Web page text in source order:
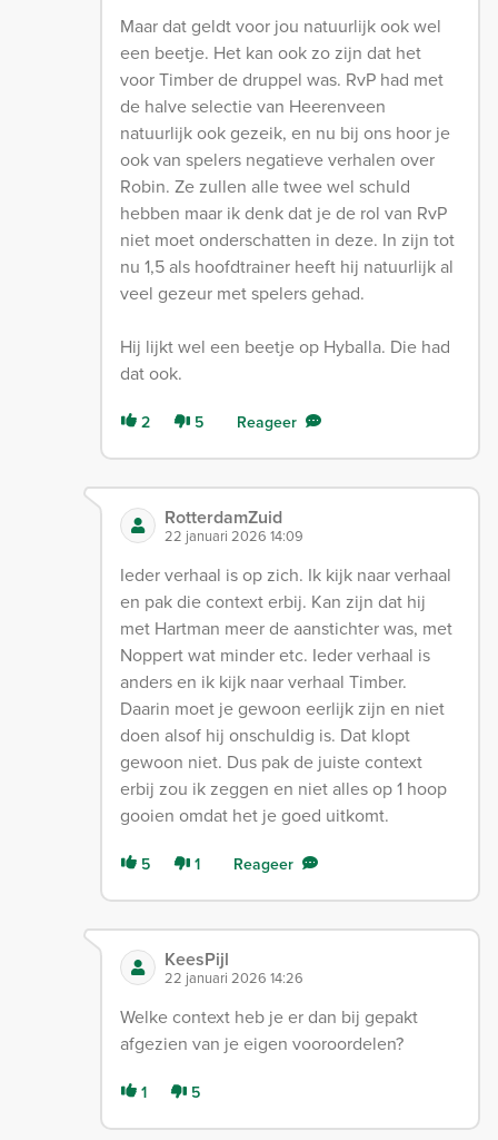
Maar dat geldt voor jou natuurlijk ook wel
een beetje. Het kan ook zo zijn dat het
voor Timber de druppel was. RvP had met
de halve selectie van Heerenveen
natuurlijk ook gezeik, en nu bij ons hoor je
ook van spelers negatieve verhalen over
Robin. Ze zullen alle twee wel schuld
hebben maar ik denk dat je de rol van RvP
niet moet onderschatten in deze. In zijn tot
nu 1,5 als hoofdtrainer heeft hij natuurlijk al
veel gezeur met spelers gehad.
Hij lijkt wel een beetje op Hyballa. Die had
dat ook.
2 5 Reageer
RotterdamZuid
22 januari 2026 14:09
Ieder verhaal is op zich. Ik kijk naar verhaal
en pak die context erbij. Kan zijn dat hij
met Hartman meer de aanstichter was, met
Noppert wat minder etc. Ieder verhaal is
anders en ik kijk naar verhaal Timber.
Daarin moet je gewoon eerlijk zijn en niet
doen alsof hij onschuldig is. Dat klopt
gewoon niet. Dus pak de juiste context
erbij zou ik zeggen en niet alles op 1 hoop
gooien omdat het je goed uitkomt.
5 1 Reageer
KeesPijl
22 januari 2026 14:26
Welke context heb je er dan bij gepakt
afgezien van je eigen vooroordelen?
1 5